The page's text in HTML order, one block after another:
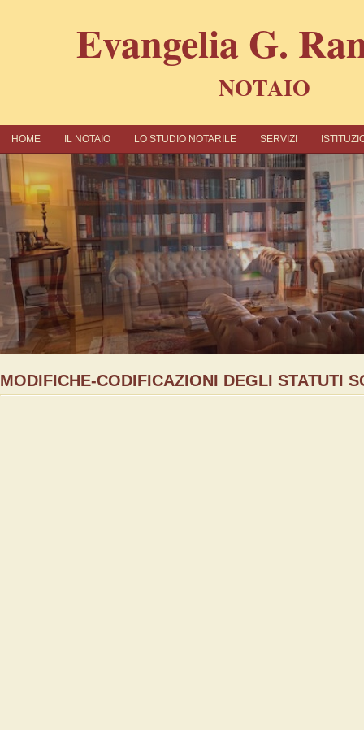
Εvangelia G.
NOTAIO
ΗΟΜΕ IL NOTAIO LO STUDIO NOTARILE SERVIZI
MODIFICHE-CODIFICAZIONI DEGLI STATUTI